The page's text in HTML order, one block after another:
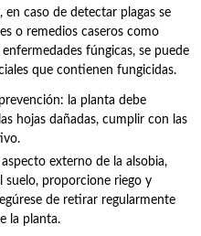
en caso de detectar plagas se
o remedios caseros como
fúngicas, se puede
que contienen fungicidas.
la planta debe
hojas dañadas, cumplir con las
externo de la alsobia,
suelo, proporcione riego y
de retirar regularmente
la planta.